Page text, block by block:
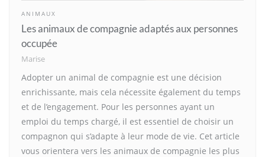
ANIMAUX
Les animaux de compagnie adaptés aux personnes
occupée
Marise
Adopter un animal de compagnie est une décision
enrichissante, mais cela nécessite également du temps
et de l’engagement. Pour les personnes ayant un
emploi du temps chargé, il est essentiel de choisir un
compagnon qui s’adapte à leur mode de vie. Cet article
vous orientera vers les animaux de compagnie les plus